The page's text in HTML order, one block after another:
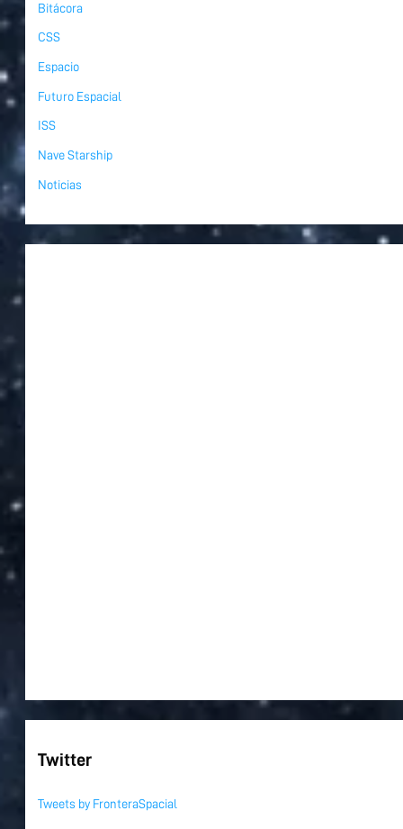
Bitácora
CSS
Espacio
Futuro Espacial
ISS
Nave Starship
Noticias
Twitter
Tweets by FronteraSpacial